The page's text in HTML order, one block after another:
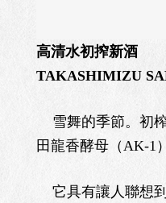
高清水初搾新酒
TAKASHIMIZU
雪舞的季節。初
田龍香酵母（AK-1
它具有讓人聯想